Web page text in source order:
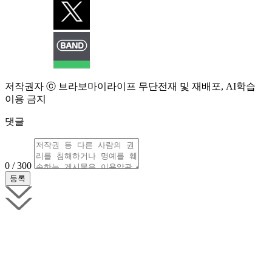
저작권자 ⓒ 브라보마이라이프 무단전재 및 재배포, AI학습
이용 금지
댓글
0 / 300